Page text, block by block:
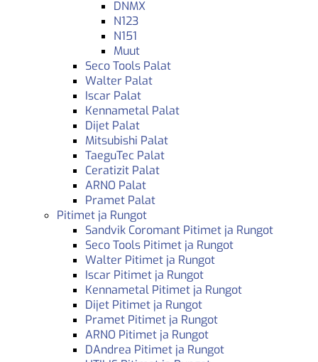
DNMX
N123
N151
Muut
Seco Tools Palat
Walter Palat
Iscar Palat
Kennametal Palat
Dijet Palat
Mitsubishi Palat
TaeguTec Palat
Ceratizit Palat
ARNO Palat
Pramet Palat
Pitimet ja Rungot
Sandvik Coromant Pitimet ja Rungot
Seco Tools Pitimet ja Rungot
Walter Pitimet ja Rungot
Iscar Pitimet ja Rungot
Kennametal Pitimet ja Rungot
Dijet Pitimet ja Rungot
Pramet Pitimet ja Rungot
ARNO Pitimet ja Rungot
DAndrea Pitimet ja Rungot